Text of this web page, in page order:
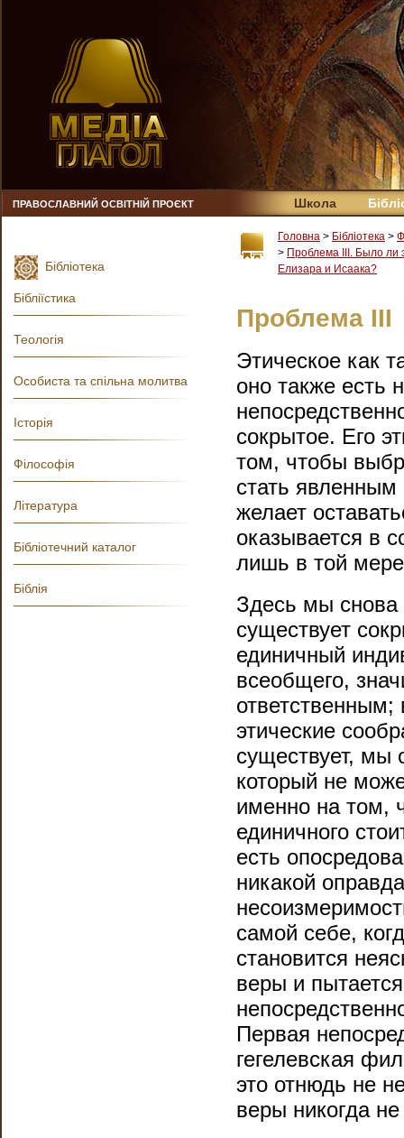
ПРАВОСЛАВНИЙ ОСВІТНІЙ ПРОЄКТ Школа
Головна > Бібліотека >
> Проблема III. Было ли
Елизара и Исаака?
Проблема III
Этическое как
оно также есть
сокрытое. Его
том, чтобы
стать явленным
желает
оказывается в
лишь в той
Здесь мы снова
существует
единичный
всеобщего,
этические
существует, мы
который не
именно на том,
единичного
есть
никакой
самой себе,
становится
веры и
Первая
гегелевская
это отнюдь не
веры никогда
Бібліотека
Бібліїстика
Теологія
Особиста та спільна молитва
Історія
Філософія
Література
Бібліотечний каталог
Біблія